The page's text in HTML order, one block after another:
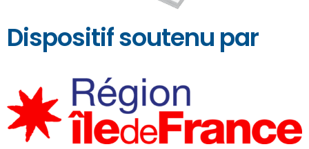
Dispositif soutenu par